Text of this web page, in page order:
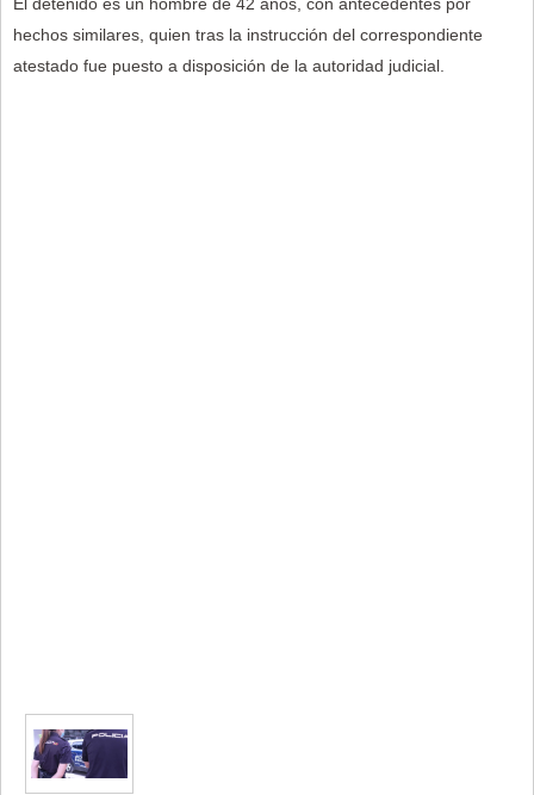
hechos similares, quien tras la instrucción del correspondiente
atestado fue puesto a disposición de la autoridad judicial.